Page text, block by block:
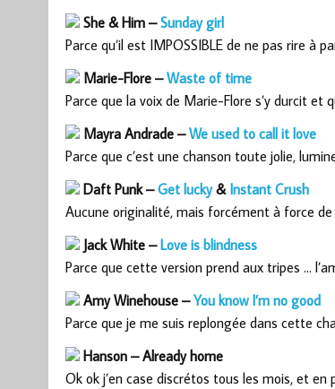
She & Him –Sunday girl
Parce qu’il est IMPOSSIBLE de ne pas rire à
Marie-Flore –Waste of time
Parce que la voix de Marie-Flore s’y durcit et
Mayra Andrade –We used to call it love
Parce que c’est une chanson toute jolie,
Daft Punk –Get lucky& Instant Crush
Aucune originalité, mais forcément à force
Jack White – Love is blindness
Parce que cette version prend aux tripes …
Amy Winehouse –You know I’m no good
Parce que je me suis replongée dans cette
Hanson – Already home
Ok ok j’en case discrétos tous les mois, et